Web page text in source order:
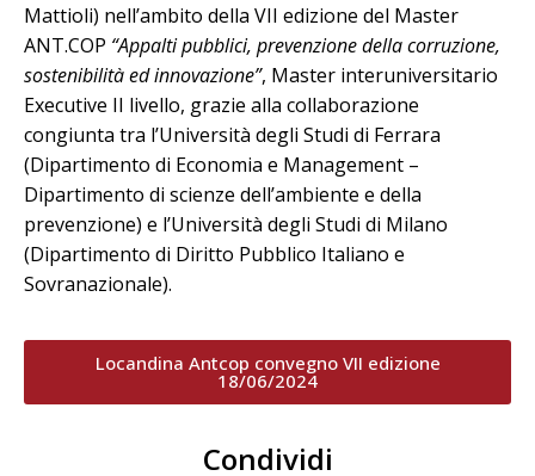
Mattioli) nell’ambito della VII edizione del Master
ANT.COP “Appalti pubblici, prevenzione della corruzione,
sostenibilità ed innovazione”, Master interuniversitario
Executive II livello, grazie alla collaborazione
congiunta tra l’Università degli Studi di Ferrara
(Dipartimento di Economia e Management –
Dipartimento di scienze dell’ambiente e della
prevenzione) e l’Università degli Studi di Milano
(Dipartimento di Diritto Pubblico Italiano e
Sovranazionale).
Locandina Antcop convegno VII edizione
18/06/2024
Condividi